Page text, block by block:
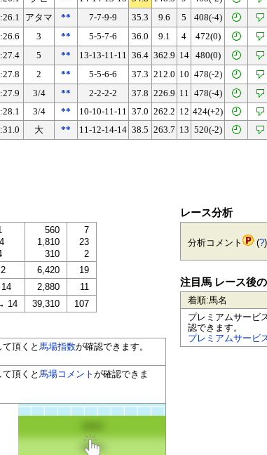
アタマ ** 7-7-9-9 35.3 9.6 5
408(-4)
3 ** 5-5-7-6 36.0 9.1 4
472(0)
5 ** 13-13-11-11 36.4 362.9 14
480(0)
2 ** 5-5-6-6 37.3 212.0 10 478(-2)
3/4 ** 2-2-2-2 37.8 226.9 11
478(-4)
3/4 ** 10-10-11-11 37.0 262.2 12 424(+2)
大 ** 11-12-14-14 38.5 263.7 13 520(-2)
560
1,810
310
7
23
2
6,420
19
2,880
11
14 39,310 107
頂くと 馬場指数が確認できます。
頂くと 馬場コメント が確認できま
レース分析
分析コメント (?)
注目馬 レース後
着順:馬名
プレミアムサービ
認できます。
プレミアムサービ